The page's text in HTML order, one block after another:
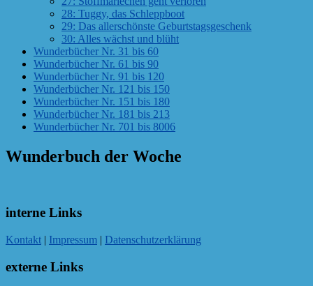
28: Tuggy, das Schleppboot
29: Das allerschönste Geburtstagsgeschenk
30: Alles wächst und blüht
Wunderbücher Nr. 31 bis 60
Wunderbücher Nr. 61 bis 90
Wunderbücher Nr. 91 bis 120
Wunderbücher Nr. 121 bis 150
Wunderbücher Nr. 151 bis 180
Wunderbücher Nr. 181 bis 213
Wunderbücher Nr. 701 bis 8006
Wunderbuch der Woche
interne Links
Kontakt | Impressum | Datenschutzerklärung
externe Links